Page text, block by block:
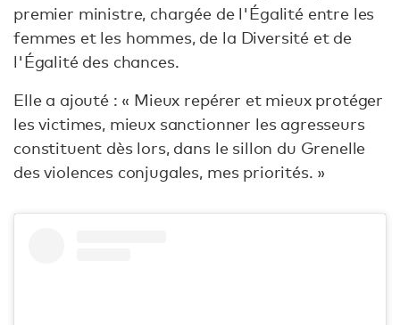
premier ministre, chargée de l'Égalité entre les
femmes et les hommes, de la Diversité et de
l'Égalité des chances.
Elle a ajouté : « Mieux repérer et mieux protéger
les victimes, mieux sanctionner les agresseurs
constituent dès lors, dans le sillon du Grenelle
des violences conjugales, mes priorités. »